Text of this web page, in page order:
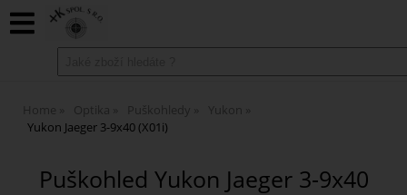
Home Optika Puškohledy
Yukon
Yukon Jaeger 3-9x40 (X01i)
Puškohled Yukon Jaeger 3-9x40